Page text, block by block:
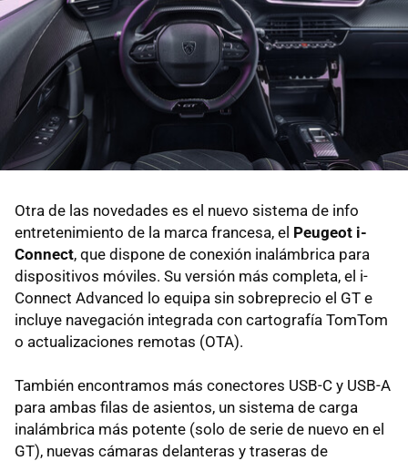
Otra de las novedades es el nuevo sistema de info
entretenimiento de la marca francesa, el Peugeot i-
Connect, que dispone de conexión inalámbrica para
dispositivos móviles. Su versión más completa, el i-
Connect Advanced lo equipa sin sobreprecio el GT e
incluye navegación integrada con cartografía TomTom
o actualizaciones remotas (OTA).
También encontramos más conectores USB-C y USB-A
para ambas filas de asientos, un sistema de carga
inalámbrica más potente (solo de serie de nuevo en el
GT), nuevas cámaras delanteras y traseras de